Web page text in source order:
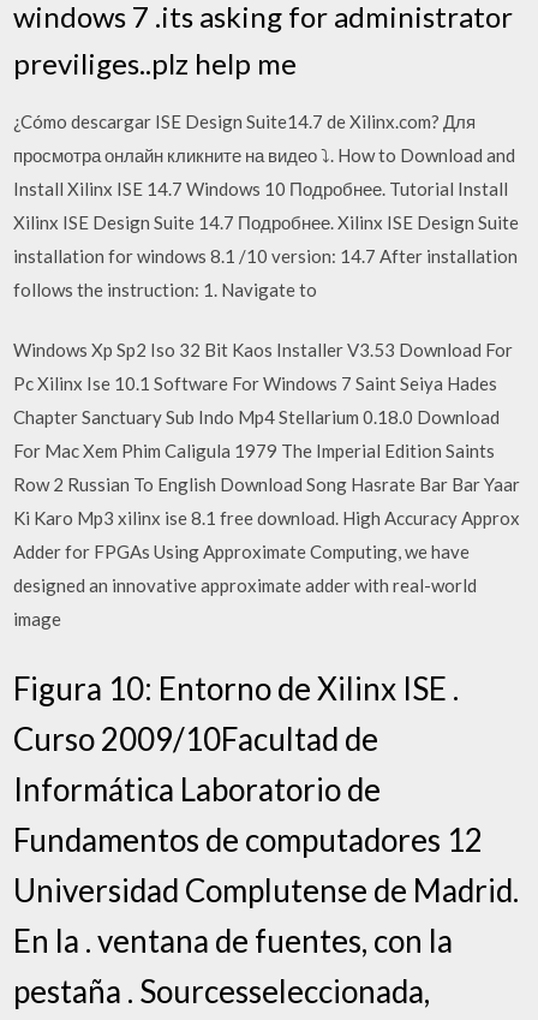
windows 7 .its asking for administrator
previliges..plz help me
¿Cómo descargar ISE Design Suite14.7 de Xilinx.com? Для
просмотра онлайн кликните на видео ⤵. How to Download and
Install Xilinx ISE 14.7 Windows 10 Подробнее. Tutorial Install
Xilinx ISE Design Suite 14.7 Подробнее. Xilinx ISE Design Suite
installation for windows 8.1 /10 version: 14.7 After installation
follows the instruction: 1. Navigate to
Windows Xp Sp2 Iso 32 Bit Kaos Installer V3.53 Download For
Pc Xilinx Ise 10.1 Software For Windows 7 Saint Seiya Hades
Chapter Sanctuary Sub Indo Mp4 Stellarium 0.18.0 Download
For Mac Xem Phim Caligula 1979 The Imperial Edition Saints
Row 2 Russian To English Download Song Hasrate Bar Bar Yaar
Ki Karo Mp3 xilinx ise 8.1 free download. High Accuracy Approx
Adder for FPGAs Using Approximate Computing, we have
designed an innovative approximate adder with real-world
image
Figura 10: Entorno de Xilinx ISE .
Curso 2009/10Facultad de
Informática Laboratorio de
Fundamentos de computadores 12
Universidad Complutense de Madrid.
En la . ventana de fuentes, con la
pestaña . Sourcesseleccionada,